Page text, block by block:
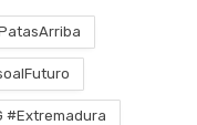
#Extremadura